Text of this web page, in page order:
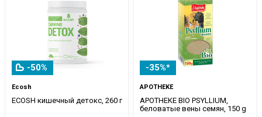
-50%
Ecosh
ECOSH кишечный детокс, 260 г
-35%*
APOTHEKE
APOTHEKE BIO PSYLLIUM,
беловатые вены семян, 150 g